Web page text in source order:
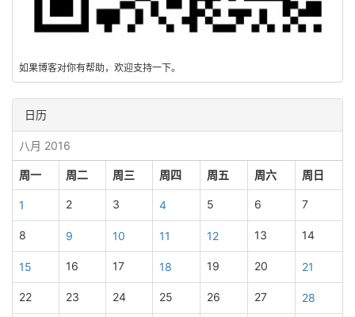
如果博客对你有帮助，欢迎支持一下。
日历
八月 2016
周一 周二 周三 周四 周五 周六 周日
1 2 3 4 5 6 7
8 9 10 11 12 13 14
15 16 17 18 19 20 21
22 23 24 25 26 27 28